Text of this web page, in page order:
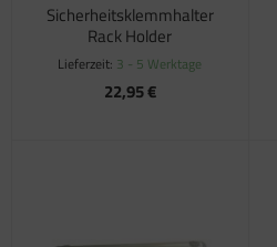
Sicherheitsklemmhalter
Rack Holder
Lieferzeit: 3 - 5 Werktage
22,95 €